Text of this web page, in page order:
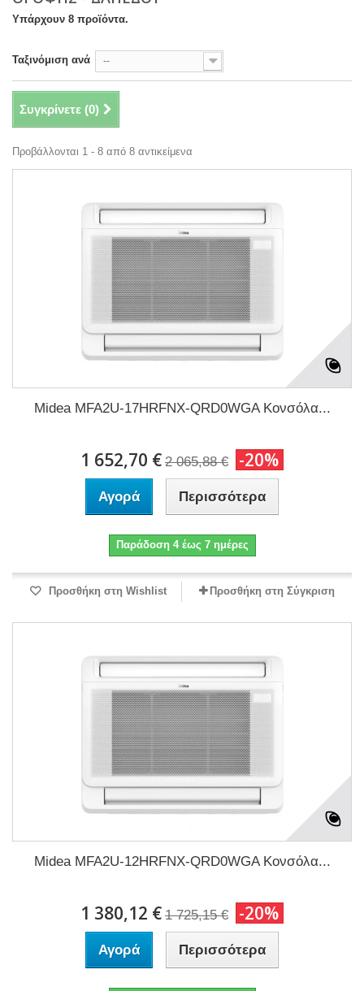
Υπάρχουν 8 προϊόντα.
Ταξινόμιση ανά --
Συγκρίνετε (0)
Προβάλλονται 1 - 8 από 8 αντικείμενα
Midea MFA2U-17HRFNX-QRD0WGA Κονσόλα...
1 652,70 € 2 065,88 € -20%
Αγορά Περισσότερα
Παράδοση 4 έως 7 ημέρες
Προσθήκη στη Wishlist Προσθήκη στη Σύγκριση
Midea MFA2U-12HRFNX-QRD0WGA Κονσόλα...
1 380,12 € 1 725,15 € -20%
Αγορά Περισσότερα